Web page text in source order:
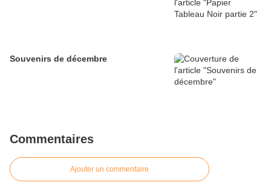
Souvenirs de décembre
Commentaires
Ajouter un commentaire